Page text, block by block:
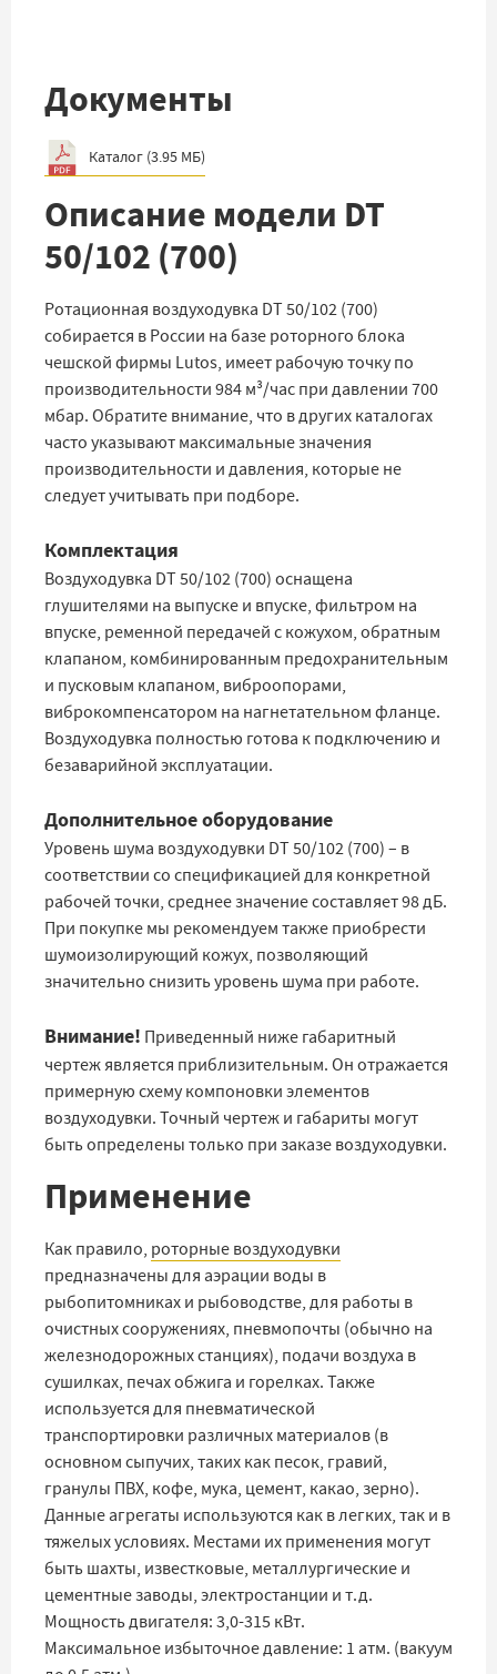
Документы
Каталог (3.95 МБ)
Описание модели DT
50/102 (700)
Ротационная воздуходувка DT 50/102 (700)
собирается в России на базе роторного блока
чешской фирмы Lutos, имеет рабочую точку по
производительности 984 м³/час при давлении 700
мбар. Обратите внимание, что в других каталогах
часто указывают максимальные значения
производительности и давления, которые не
следует учитывать при подборе.
Комплектация
Воздуходувка DT 50/102 (700) оснащена
глушителями на выпуске и впуске, фильтром на
впуске, ременной передачей с кожухом, обратным
клапаном, комбинированным предохранительным
и пусковым клапаном, виброопорами,
виброкомпенсатором на нагнетательном фланце.
Воздуходувка полностью готова к подключению и
безаварийной эксплуатации.
Дополнительное оборудование
Уровень шума воздуходувки DT 50/102 (700) – в
соответствии со спецификацией для конкретной
рабочей точки, среднее значение составляет 98 дБ.
При покупке мы рекомендуем также приобрести
шумоизолирующий кожух, позволяющий
значительно снизить уровень шума при работе.
Внимание! Приведенный ниже габаритный
чертеж является приблизительным. Он отражается
примерную схему компоновки элементов
воздуходувки. Точный чертеж и габариты могут
быть определены только при заказе воздуходувки.
Применение
Как правило, роторные воздуходувки
предназначены для аэрации воды в
рыбопитомниках и рыбоводстве, для работы в
очистных сооружениях, пневмопочты (обычно на
железнодорожных станциях), подачи воздуха в
сушилках, печах обжига и горелках. Также
используется для пневматической
транспортировки различных материалов (в
основном сыпучих, таких как песок, гравий,
гранулы ПВХ, кофе, мука, цемент, какао, зерно).
Данные агрегаты используются как в легких, так и в
тяжелых условиях. Местами их применения могут
быть шахты, известковые, металлургические и
цементные заводы, электростанции и т.д.
Мощность двигателя: 3,0-315 кВт.
Максимальное избыточное давление: 1 атм. (вакуум